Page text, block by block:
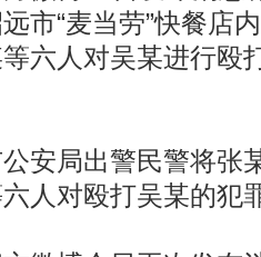
市“麦当劳”快餐店
六人对吴某进行殴
局出警民警将张
人对殴打吴某的犯